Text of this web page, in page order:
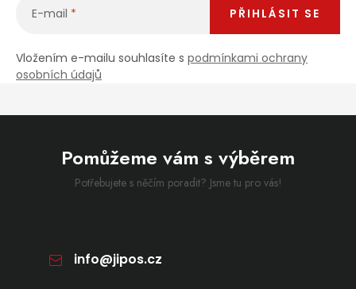
E-mail
Vložením e-mailu souhlasíte s podmínkami ochrany
osobních údajů
PŘIHLÁSIT SE
Pomůžeme vám s výběrem
Potřebujete s něčím poradit? Jsme tu pro vás!
info@jipos.cz